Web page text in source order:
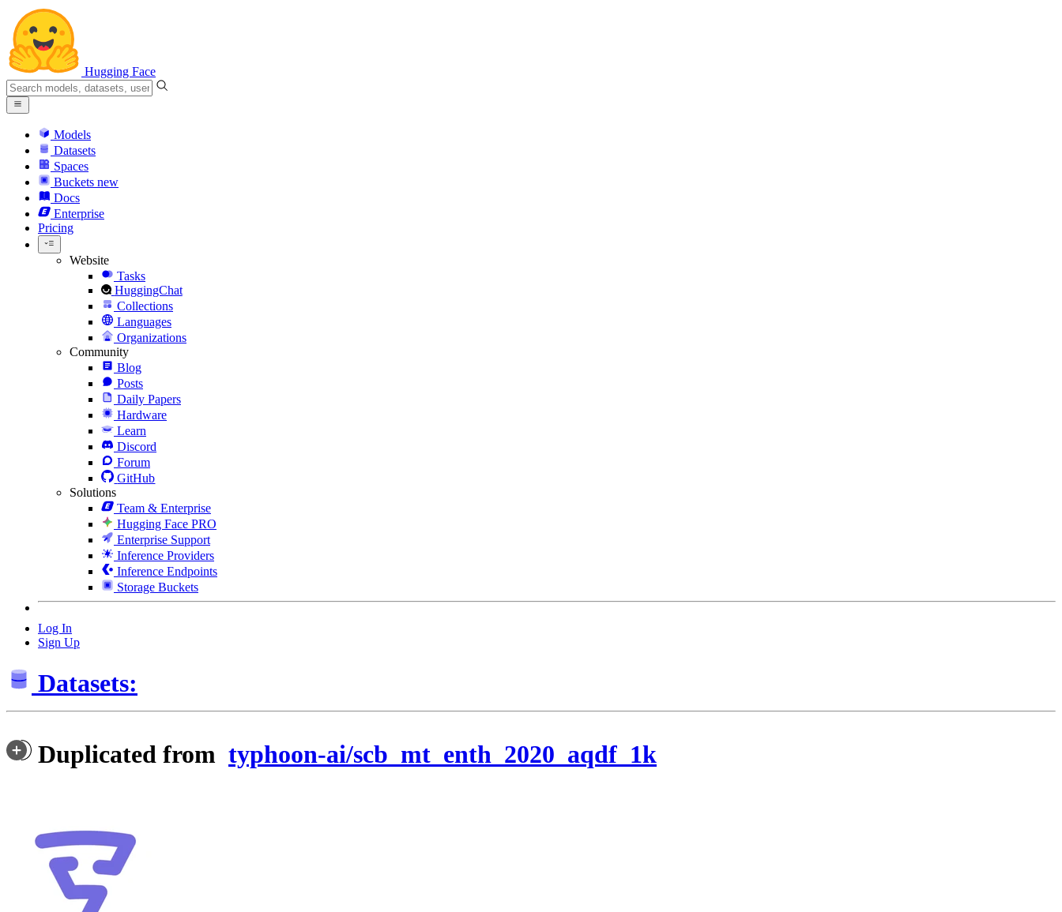
Hugging Face
Models
Datasets
Spaces
Buckets new
Docs
Enterprise
Pricing
Website
Tasks
HuggingChat
Collections
Languages
Organizations
Community
Blog
Posts
Daily Papers
Hardware
Learn
Discord
Forum
GitHub
Solutions
Team & Enterprise
Hugging Face PRO
Enterprise Support
Inference Providers
Inference Endpoints
Storage Buckets
Log In
Sign Up
Datasets:
Duplicated from typhoon-ai/scb_mt_enth_2020_aqdf_1k